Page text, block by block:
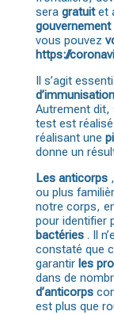
sera gratuitet
gouvernement
vous pouvez
https://
Il s’agit
d’immunisation
Autrement dit,
test est réalisé
réalisant une
donne un
Les anticorps,
ou plus
notre corps,
pour identifier
bactéries. Il
constaté que
garantir les
dans de
d’anticorps
est plus que